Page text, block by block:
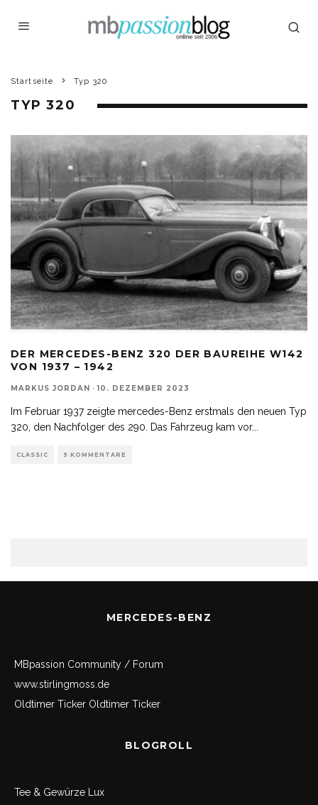
Startseite Typ 320
TYP 320
DER MERCEDES-BENZ 320 DER BAUREIHE W142
VON 1937 – 1942
MARKUS JORDAN · 10. DEZEMBER 2023
Im Februar 1937 zeigte mercedes-Benz erstmals den neuen Typ
320, den Nachfolger des 290. Das Fahrzeug kam vor...
CLASSIC 9 KOMMENTARE
MERCEDES-BENZ
MBpassion Community / Forum
www.stirlingmoss.de
Oldtimer Ticker Oldtimer Ticker
BLOGROLL
Tee & Gewürze Lux